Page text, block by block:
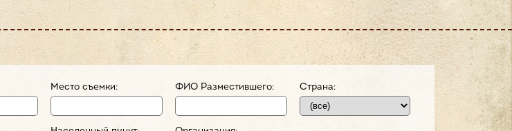
Место съемки: ФИО Разместившего: Страна: